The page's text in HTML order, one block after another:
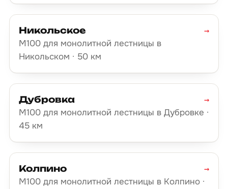
Никольское
М100 для монолитной лестницы в
Никольском · 50 км
→
Дубровка
М100 для монолитной лестницы в Дубровке ·
45 км
→
Колпино
М100 для монолитной лестницы в Колпино ·
→